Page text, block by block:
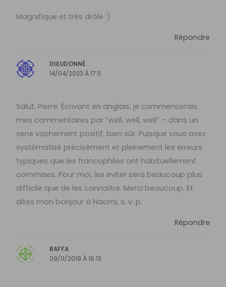
Magnifique et très drôle :)
Répondre
DIEUDONNÉ
14/04/2023 À 17:11
Salut, Pierre. Écrivant en anglais, je commencerais
mes commentaires par “well, well, well” – dans un
sens vachement positif, bien sûr. Puisque vous avez
systématisé précisément et pleinement les erreurs
typiques que les francophiles ont habituellement
commises. Pour moi, les éviter sera beaucoup plus
difficile que de les connaître. Merci beaucoup. Et
dites mon bonjour à Naomi, s. v. p.
Répondre
RAFFA
09/11/2019 À 16:13